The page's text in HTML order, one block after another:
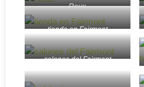
Roux
tienda en Fairmont
salones del Fairmont